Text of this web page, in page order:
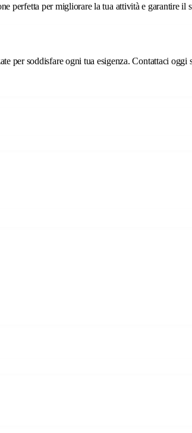
perfetta per migliorare la tua attività e garantire il
per soddisfare ogni tua esigenza. Contattaci oggi